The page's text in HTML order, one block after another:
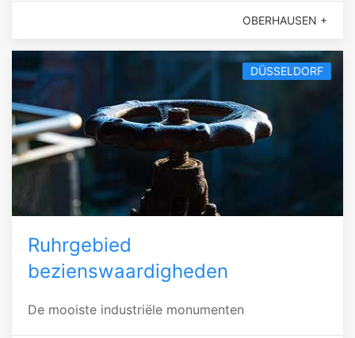
OBERHAUSEN +
DÜSSELDORF
Ruhrgebied
bezienswaardigheden
De mooiste industriële monumenten